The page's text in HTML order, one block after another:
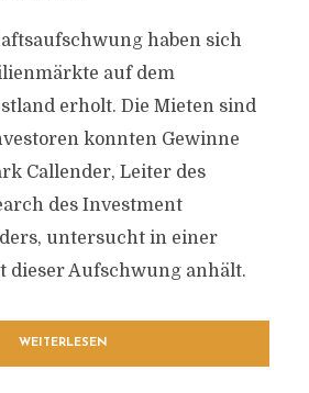
haben sich
auf dem
erholt. Die Mieten sind
konnten Gewinne
Callender, Leiter des
des Investment
untersucht in einer
dieser Aufschwung anhält.
WEITERLESEN